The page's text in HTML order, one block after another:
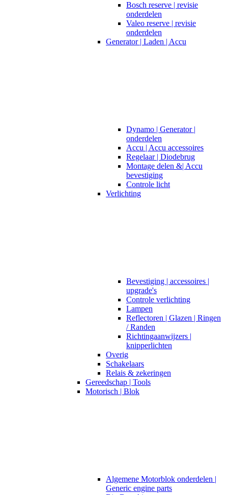
Bosch reserve | revisie
onderdelen
Valeo reserve | revisie
onderdelen
Generator | Laden | Accu
Dynamo | Generator |
onderdelen
Accu | Accu accessoires
Regelaar | Diodebrug
Montage delen &| Accu
bevestiging
Controle licht
Verlichting
Bevestiging | accessoires |
upgrade's
Controle verlichting
Lampen
Reflectoren | Glazen | Ringen
/ Randen
Richtingaanwijzers |
knipperlichten
Overig
Schakelaars
Relais & zekeringen
Gereedschap | Tools
Motorisch | Blok
Algemene Motorblok onderdelen |
Generic engine parts